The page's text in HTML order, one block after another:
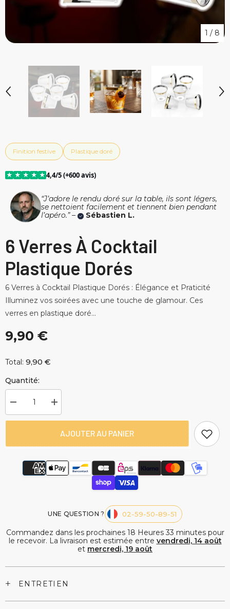
1 / 8
Finition festive Plastique doré
★ ★ ★ ★ ★4,4/5 (+600 avis)
“J’adore le rendu doré sur la table, ils sont légers,
se nettoient facilement et tiennent bien pendant
l’apéro.” –
Sébastien L.
6 Verres À Cocktail
Plastique Dorés
6 Verres à Cocktail Plastique Dorés : Élégance et Praticité
Illuminez vos soirées avec une touche de glamour. Ces
verres en plastique doré...
9,90 €
Total: 9,90 €
Quantité:
Diminuer
la
quantité
Cocktail
Plastique
Dorés
Augmenter
la
quantité
Cocktail
Plastique
Dorés
AJOUTER AU PANIER
UNE QUESTION ? 02-59-50-89-51
Commandez dans les prochaines 18 Heures33 minutespour
le recevoir. La livraison est estimée entre vendredi, 14 août
et mercredi, 19 août
+ ENTRETIEN